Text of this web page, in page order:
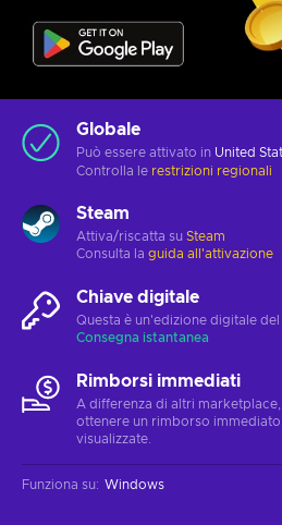
Globale
Può essere attivato in United
Controlla le restrizioni regionali
Steam
Attiva/riscatta su Steam
Consulta la guida all'attivazione
Chiave digitale
Questa è un'edizione digitale
Consegna istantanea
Rimborsi immediati
A differenza di altri
ottenere un rimborso
visualizzate.
Funziona su: Windows